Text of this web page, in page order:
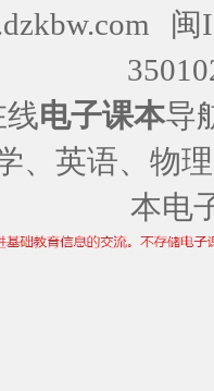
闽
线电子课本导
、英语、物
本电